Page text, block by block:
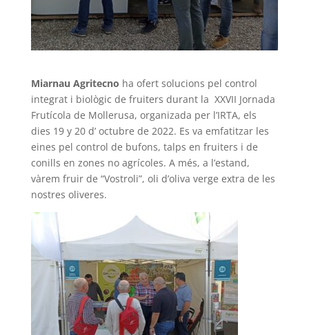
Miarnau Agritecno ha ofert solucions pel control
integrat i biològic de fruiters durant la XXVII Jornada
Frutícola de Mollerusa, organizada per l’IRTA, els
dies 19 y 20 d’ octubre de 2022. Es va emfatitzar les
eines pel control de bufons, talps en fruiters i de
conills en zones no agrícoles. A més, a l’estand,
vàrem fruir de “Vostroli”, oli d’oliva verge extra de les
nostres oliveres.